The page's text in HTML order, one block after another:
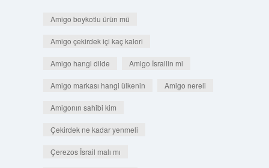
Amigo boykotlu ürün mü
Amigo çekirdek içi kaç kalori
Amigo hangi dilde Amigo İsrailin mi
Amigo markası hangi ülkenin Amigo nereli
Amigonın sahibi kim
Çekirdek ne kadar yenmeli
Çerezos İsrail malı mı